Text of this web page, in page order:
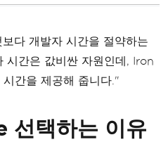
다 개발자 시간을 절약하는
시간은 값비싼 자원인데, Iron
간을 제공해 줍니다."
택하는 이유